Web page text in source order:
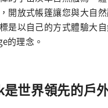
開放式帳篷讓您與大自然
是以自己的方式體驗大自
的理念。
世界領先的戶